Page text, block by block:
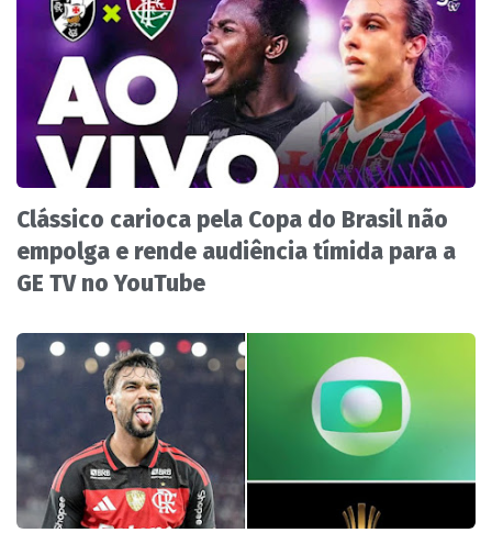
Clássico carioca pela Copa do Brasil não
empolga e rende audiência tímida para a
GE TV no YouTube